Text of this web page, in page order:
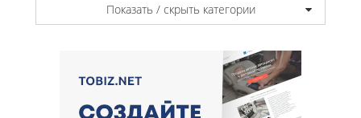
Показать / скрыть категории